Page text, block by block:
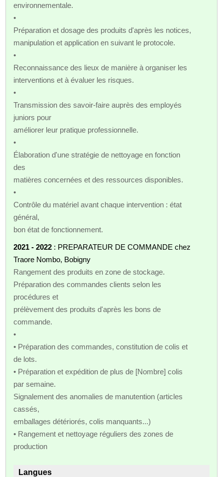
environnementale.
•
Préparation et dosage des produits d'après les notices,
manipulation et application en suivant le protocole.
•
Reconnaissance des lieux de manière à organiser les
interventions et à évaluer les risques.
•
Transmission des savoir-faire auprès des employés
juniors pour
améliorer leur pratique professionnelle.
•
Élaboration d'une stratégie de nettoyage en fonction
des
matières concernées et des ressources disponibles.
•
Contrôle du matériel avant chaque intervention : état
général,
bon état de fonctionnement.
2021 - 2022 : PREPARATEUR DE COMMANDE chez
Traore Nombo, Bobigny
Rangement des produits en zone de stockage.
Préparation des commandes clients selon les
procédures et
prélèvement des produits d'après les bons de
commande.
•
• Préparation des commandes, constitution de colis et
de lots.
• Préparation et expédition de plus de [Nombre] colis
par semaine.
Signalement des anomalies de manutention (articles
cassés,
emballages détériorés, colis manquants...)
• Rangement et nettoyage réguliers des zones de
production
Langues